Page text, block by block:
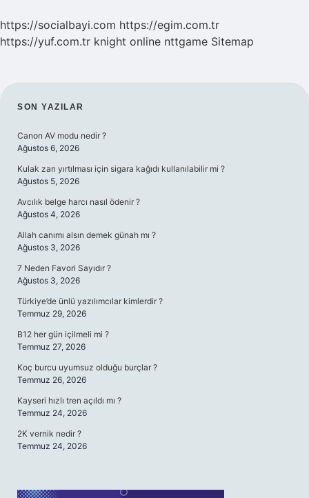
https://socialbayi.com https://egim.com.tr
https://yuf.com.tr knight online nttgame Sitemap
SIDEBAR
SON YAZILAR
Canon AV modu nedir ?
Ağustos 6, 2026
Kulak zarı yırtılması için sigara kağıdı kullanılabilir mi ?
Ağustos 5, 2026
Avcılık belge harcı nasıl ödenir ?
Ağustos 4, 2026
Allah canımı alsın demek günah mı ?
Ağustos 3, 2026
7 Neden Favori Sayıdır ?
Ağustos 3, 2026
Türkiye’de ünlü yazılımcılar kimlerdir ?
Temmuz 29, 2026
B12 her gün içilmeli mi ?
Temmuz 27, 2026
Koç burcu uyumsuz olduğu burçlar ?
Temmuz 26, 2026
Kayseri hızlı tren açıldı mı ?
Temmuz 24, 2026
2K vernik nedir ?
Temmuz 24, 2026